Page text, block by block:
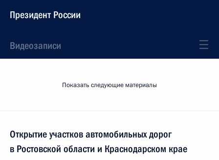
Президент России
Видеозаписи
Показать следующие материалы
Открытие участков автомобильных дорог
в Ростовской области и Краснодарском крае